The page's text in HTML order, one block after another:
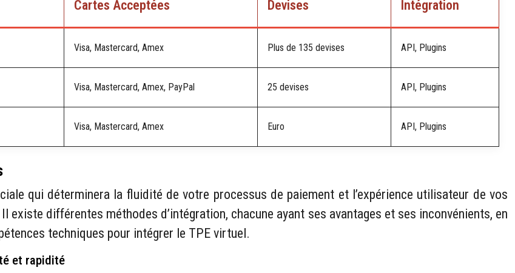
Cartes Acceptées Devises Intégration
Visa, Mastercard, Amex Plus de 135 devises API, Plugins
Visa, Mastercard, Amex, PayPal 25 devises API, Plugins
Visa, Mastercard, Amex Euro API, Plugins
qui déterminera la fluidité de votre processus de paiement et l’expérience utilisateur de vos
différentes méthodes d’intégration, chacune ayant ses avantages et ses inconvénients, en
techniques pour intégrer le TPE virtuel.
et rapidité